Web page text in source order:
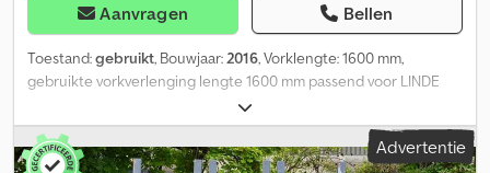
Aanvragen Bellen
Toestand:gebruikt, Bouwjaar:2016, Vorklengte: 1600 mm,
gebruikte vorkverlenging lengte 1600 mm passend voor LINDE
laagheffende palletwagen met vorklengte van 1.150 mm, incl.
bevestigingsstukken. Crodew Url Tjpfx Aflef
Advertentie